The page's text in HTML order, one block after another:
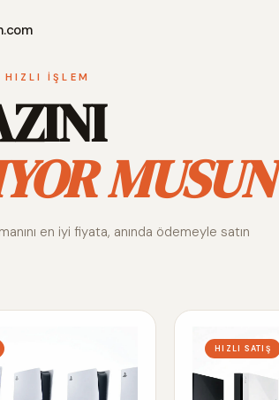
İŞLEM
en iyi fiyata, anında ödemeyle satın
HIZLI SATIŞ